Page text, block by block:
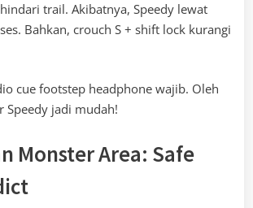
trail. Akibatnya, Speedy lewat
Bahkan, crouch S + shift lock kurangi
cue footstep headphone wajib. Oleh
Speedy jadi mudah!
Monster Area: Safe